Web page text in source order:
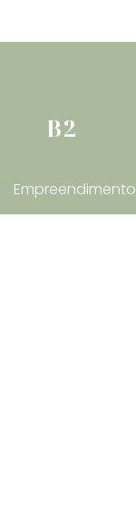
B2
Empreendimento